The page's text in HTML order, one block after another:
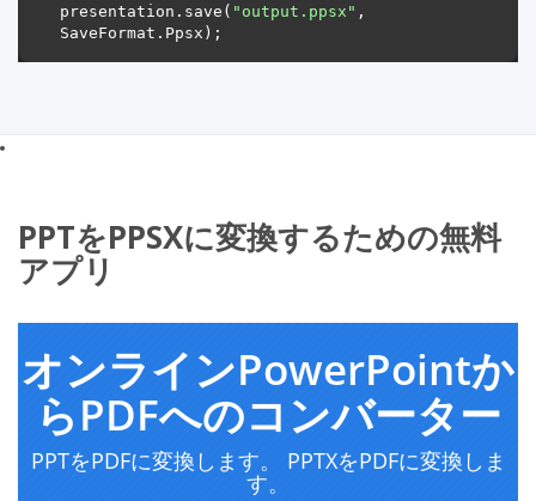
presentation.save( "output.ppsx" ,
PPTをPPSXに変換するための無料
アプリ